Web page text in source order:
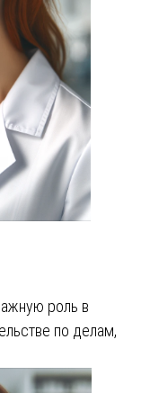
роль в
по делам,